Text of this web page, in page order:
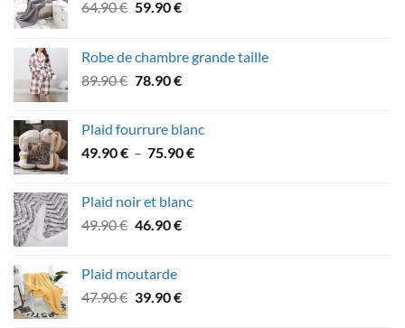
64.90€ Le
était :
64.90 €.
59.90€Le
est :
59.90 €.
Robe de chambre grande taille
89.90€ Le
était :
89.90 €.
78.90€Le
est :
78.90 €.
Plaid fourrure blanc
49.90€ – 75.90€Plage
Plaid noir et blanc
49.90€ Le
était :
49.90 €.
46.90€Le
46.90 €.
Plaid moutarde
47.90€ Le
39.90€Le